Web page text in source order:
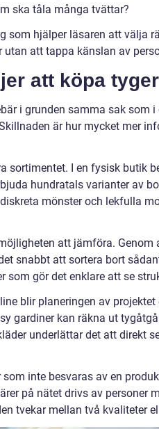
ska tåla många tvättar?
som hjälper läsaren att välja
att tappa känslan av
att köpa
i grunden samma sak som
är hur mycket mer
sortimentet. I en fysisk butik
hundratals varianter av
mönster och lekfulla
att jämföra. Genom
snabbt att sortera bort
som gör det enklare att se
blir planeringen av
gardiner kan räkna ut
underlättar det att direkt
inte besvaras av en
på nätet drivs av personer
tvekar mellan två kvaliteter